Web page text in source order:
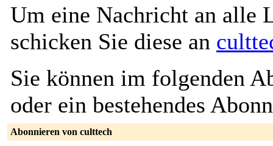
Um eine Nachricht an alle
schicken Sie diese an
Sie können im folgenden
oder ein bestehendes
Abonnieren von culttech